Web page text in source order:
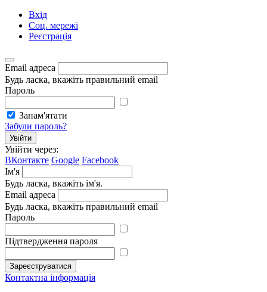
Вхід
Соц. мережі
Реєстрація
Email адреса
Будь ласка, вкажіть правильний email
Пароль
Запам'ятати
Забули пароль?
Увійти
Увійти через:
ВКонтакте Google Facebook
Ім'я
Будь ласка, вкажіть ім'я.
Email адреса
Будь ласка, вкажіть правильний email
Пароль
Підтвердження пароля
Зареєструватися
Контактна інформація